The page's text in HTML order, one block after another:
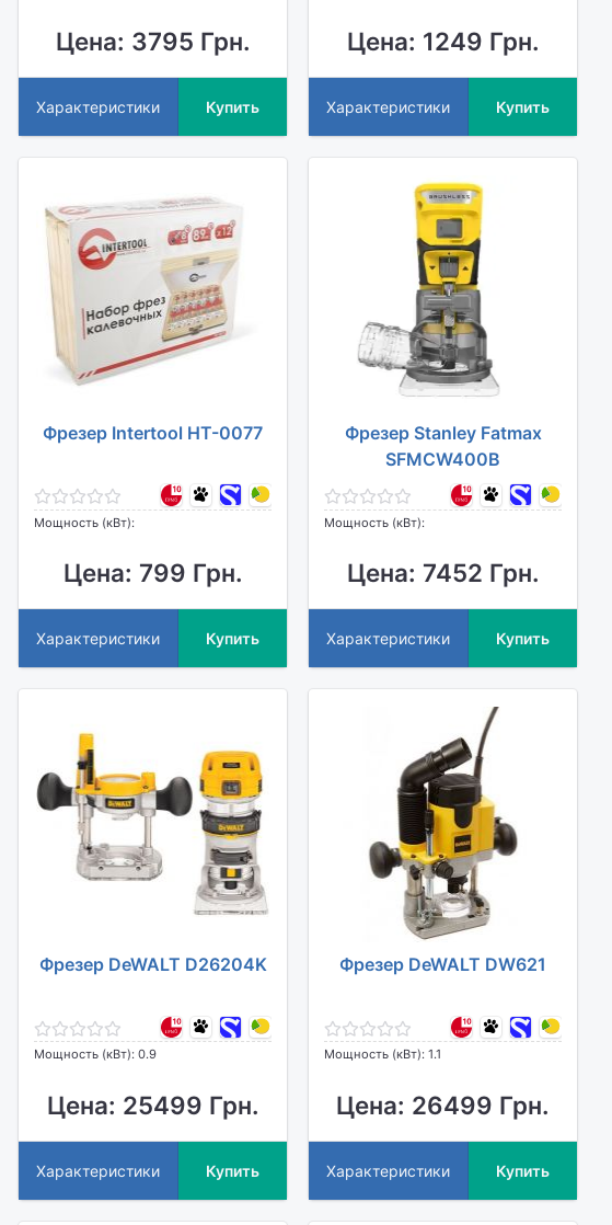
Цена: 3795 Грн.
Характеристики Купить
Цена: 1249 Грн.
Характеристики Купить
Фрезер Intertool HT-0077
Мощность (кВт):
Цена: 799 Грн.
Характеристики Купить
Фрезер Stanley Fatmax
SFMCW400B
Мощность (кВт):
Цена: 7452 Грн.
Характеристики Купить
Фрезер DeWALT D26204K
Мощность (кВт): 0.9
Цена: 25499 Грн.
Характеристики Купить
Фрезер DeWALT DW621
Мощность (кВт): 1.1
Цена: 26499 Грн.
Характеристики Купить